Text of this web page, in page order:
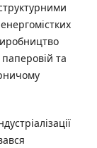
паперовій та